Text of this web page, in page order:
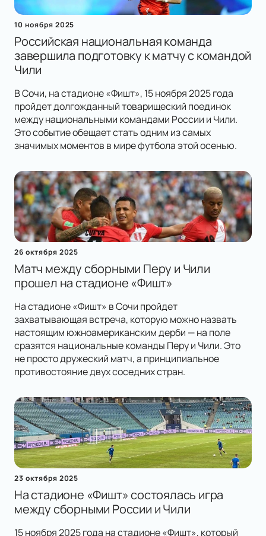
10 ноября 2025
Российская национальная команда
завершила подготовку к матчу с командой
Чили
В Сочи, на стадионе «Фишт», 15 ноября 2025 года
пройдет долгожданный товарищеский поединок
между национальными командами России и Чили.
Это событие обещает стать одним из самых
значимых моментов в мире футбола этой осенью.
26 октября 2025
Матч между сборными Перу и Чили
прошел на стадионе «Фишт»
На стадионе «Фишт» в Сочи пройдет
захватывающая встреча, которую можно назвать
настоящим южноамериканским дерби — на поле
сразятся национальные команды Перу и Чили. Это
не просто дружеский матч, а принципиальное
противостояние двух соседних стран.
23 октября 2025
На стадионе «Фишт» состоялась игра
между сборными России и Чили
15 ноября 2025 года на стадионе «Фишт», который